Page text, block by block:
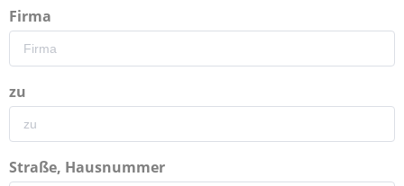
Firma
zu
Straße, Hausnummer